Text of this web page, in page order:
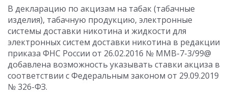
В декларацию по акцизам на табак (табачные
изделия), табачную продукцию, электронные
системы доставки никотина и жидкости для
электронных систем доставки никотина в редакции
приказа ФНС России от 26.02.2016 № ММВ-7-3/99@
добавлена возможность указывать ставки акциза в
соответствии с Федеральным законом от 29.09.2019
№ 326-ФЗ.